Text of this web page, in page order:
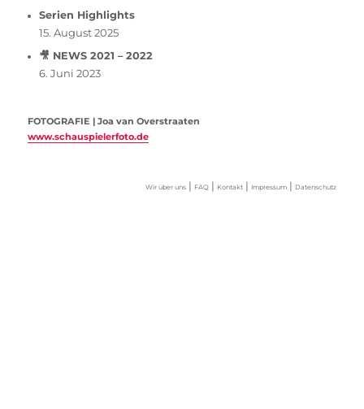
Serien Highlights
15. August 2025
🎥 NEWS 2021 – 2022
6. Juni 2023
FOTOGRAFIE | Joa van Overstraaten
www.schauspielerfoto.de
Wir über uns| FAQ| Kontakt| Impressum| Datenschutz